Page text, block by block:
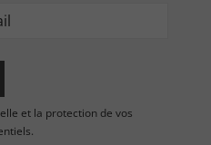
et la protection de vos